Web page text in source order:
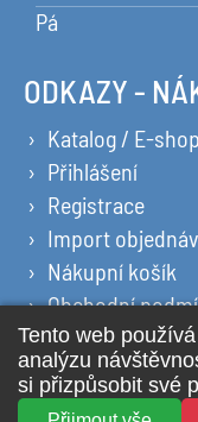
Pá
ODKAZY -
Katalog / E-shop
Přihlášení
Registrace
Import
Nákupní košík
Obchodní
Ochrana
Prohlášení o